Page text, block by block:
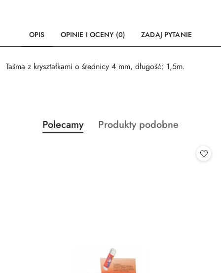
OPIS OPINIE I OCENY (0) ZADAJ PYTANIE
Taśma z kryształkami o średnicy 4 mm, długość: 1,5m.
Pomiń karuzelę produktów
Produkty
o
Polecamy
Produkty
Produkty podobne